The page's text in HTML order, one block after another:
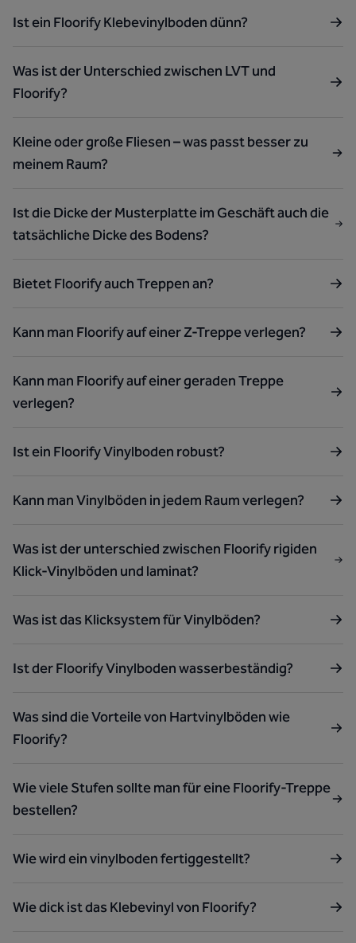
Ist ein Floorify Klebevinylboden dünn?
Was ist der Unterschied zwischen LVT und
Floorify?
Kleine oder große Fliesen – was passt besser zu
meinem Raum?
Ist die Dicke der Musterplatte im Geschäft auch die
tatsächliche Dicke des Bodens?
Bietet Floorify auch Treppen an?
Kann man Floorify auf einer Z-Treppe verlegen?
Kann man Floorify auf einer geraden Treppe
verlegen?
Ist ein Floorify Vinylboden robust?
Kann man Vinylböden in jedem Raum verlegen?
Was ist der unterschied zwischen Floorify rigiden
Klick-Vinylböden und laminat?
Was ist das Klicksystem für Vinylböden?
Ist der Floorify Vinylboden wasserbeständig?
Was sind die Vorteile von Hartvinylböden wie
Floorify?
Wie viele Stufen sollte man für eine Floorify-Treppe
bestellen?
Wie wird ein vinylboden fertiggestellt?
Wie dick ist das Klebevinyl von Floorify?